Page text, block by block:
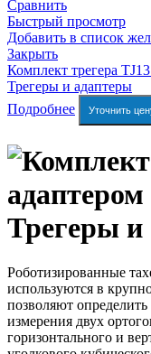
Сравнить
Быстрый просмотр
Добавить в список
Закрыть
Комплект трегера
Трегеры и адаптеры
Подробнее
Уточнить
Трегеры и
Роботизированные
используются в
позволяют
измерения двух
горизонтального и